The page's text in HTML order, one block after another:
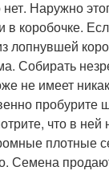
Наружно
в коробочке.
лопнувшей
Собирать
не имеет
пробурите
что в ней
плотные
Семена